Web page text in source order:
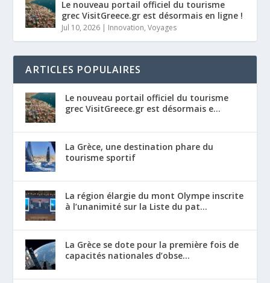
Le nouveau portail officiel du tourisme
grec VisitGreece.gr est désormais en ligne !
Jul 10, 2026 | Innovation,Voyages
ARTICLES POPULAIRES
Le nouveau portail officiel du tourisme
grec VisitGreece.gr est désormais e...
La Grèce, une destination phare du
tourisme sportif
La région élargie du mont Olympe inscrite
à l’unanimité sur la Liste du pat...
La Grèce se dote pour la première fois de
capacités nationales d’obse...